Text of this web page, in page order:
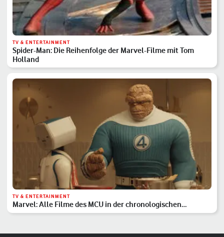
TV & ENTERTAINMENT
Spider-Man: Die Reihenfolge der Marvel-Filme mit Tom
Holland
TV & ENTERTAINMENT
Marvel: Alle Filme des MCU in der chronologischen
Reihenfolge